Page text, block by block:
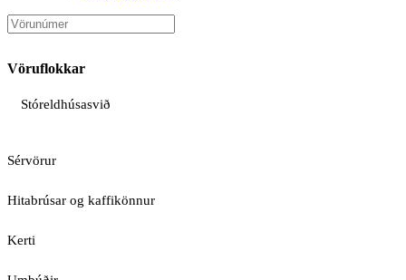
Vöruflokkar
Stóreldhúsasvið
Sérvörur
Hitabrúsar og kaffikönnur
Kerti